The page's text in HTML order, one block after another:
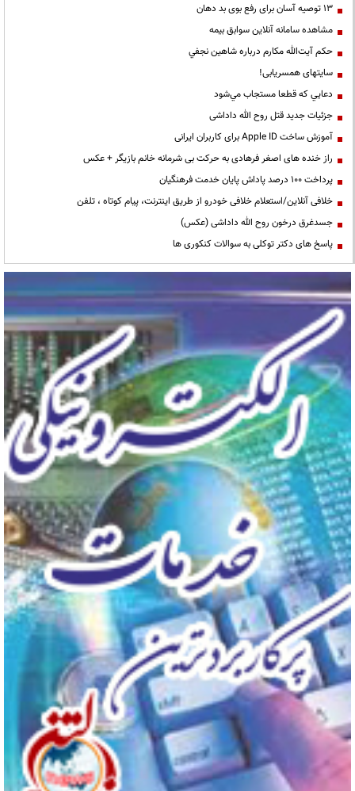
13 توصیه آسان برای رفع بوی بد دهان
مشاهده سامانه آنلاين سوابق بیمه
حكم آيت‌الله مكارم درباره شاهين نجفي
سایتهای همسریابی!
دعايي كه قطعا مستجاب مي‌شود
جزئیات جدید قتل روح الله داداشی
آموزش ساخت Apple ID برای کاربران ایرانی
راز خنده های اصغر فرهادی به حرکت بی شرمانه خانم بازیگر + عکس
پرداخت ۱۰۰ درصد پاداش پایان خدمت فرهنگیان
خلافی آنلاین/استعلام خلافی خودرو از طریق اینترنت، پیام کوتاه ، تلفن
جسدغرق درخون روح الله داداشی (عکس)
پاسخ های دکتر توکلی به سوالات کنکوری ها